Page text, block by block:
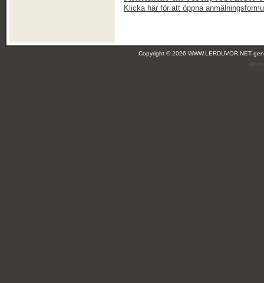
Klicka här för att öppna
Copyright © 2026 WWW.LERDUVOR.NET